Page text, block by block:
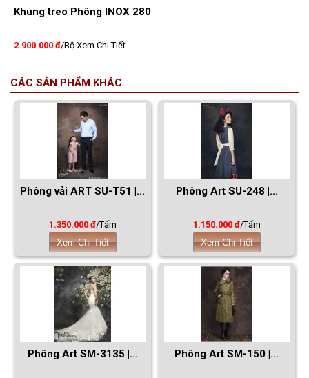
Khung treo Phông INOX 280
2.900.000 đ/Bộ Xem Chi Tiết
CÁC SẢN PHẨM KHÁC
Phông vải ART SU-T51 |...
1.350.000 đ/Tấm
Xem Chi Tiết
Phông Art SU-248 |...
1.150.000 đ/Tấm
Xem Chi Tiết
Phông Art SM-3135 |... Phông Art SM-150 |...